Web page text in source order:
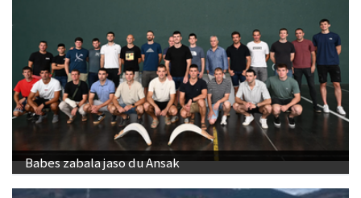
Babes zabala jaso du Ansak